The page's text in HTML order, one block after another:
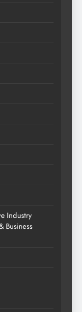
Industry
Business